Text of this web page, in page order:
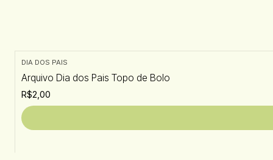
DIA DOS PAIS
Arquivo Dia dos Pais Topo de Bolo
R$2,00